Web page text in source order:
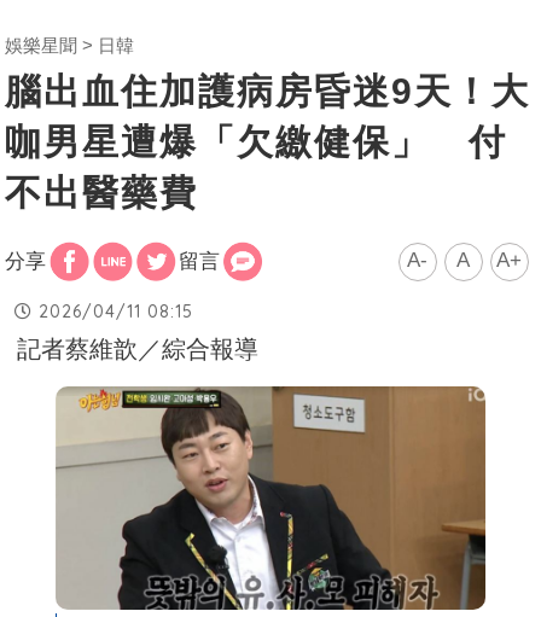
娛樂星聞 日韓
腦出血住加護病房昏迷9天！大
咖男星遭爆「欠繳健保」 付
不出醫藥費
分享 留言 A- A A+
2026/04/11 08:15
記者蔡維歆／綜合報導